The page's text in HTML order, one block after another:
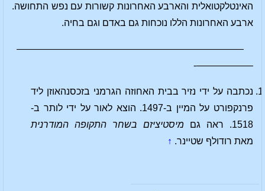
האינטלקטואלית והארבע האחרונות קשורות עם נפש התחושה.
ארבע האחרונות הללו נוכחות גם באדם וגם בחיה.
————————————————————————
——————-
נכתבה על ידי נזיר בבית האחוזה הגרמני בזכסנהאוזן ליד
פרנקפורט על המיין ב-1497. הוצא לאור על ידי לותר ב-
1518. ראה גם
מיסטיציזם בשחר התקופה המודרנית
מאת רודולף שטיינר. ↑